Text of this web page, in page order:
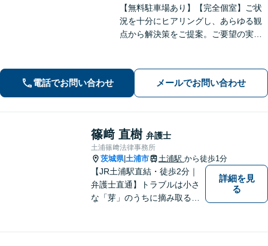
【無料駐車場あり】【完全個室】ご状
況を十分にヒアリングし、あらゆる観
点から解決策をご提案。ご要望の実現
活動に注力。交通事故・相続問題も実
績豊富【夜間休日対応】【土浦駅より
バス10分】
電話でお問い合わせ メールでお問い合わせ
篠﨑 直樹 弁護士
土浦篠﨑法律事務所
茨城県| 土浦市 土浦駅 から徒歩1分
【JR土浦駅直結・徒歩2分｜
弁護士直通】トラブルは小さ
な「芽」のうちに摘み取るこ
詳細を見
る